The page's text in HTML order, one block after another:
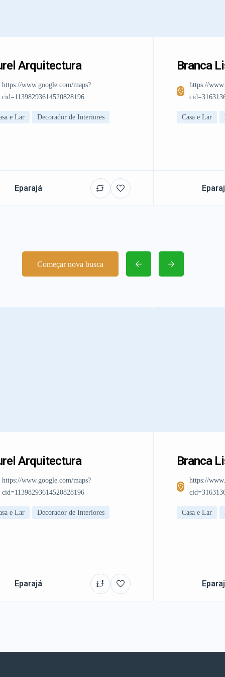
Arquitectura
https://www.google.com/maps?
cid=11398293614520828196
e Lar Decorador de Interiores
Eparajá
Branca
https://
Casa e Lar
Começar nova busca
Arquitectura
https://www.google.com/maps?
cid=11398293614520828196
e Lar Decorador de Interiores
Eparajá
Branca
https://
Casa e Lar